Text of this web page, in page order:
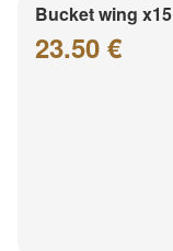
Bucket wing x15
23.50 €